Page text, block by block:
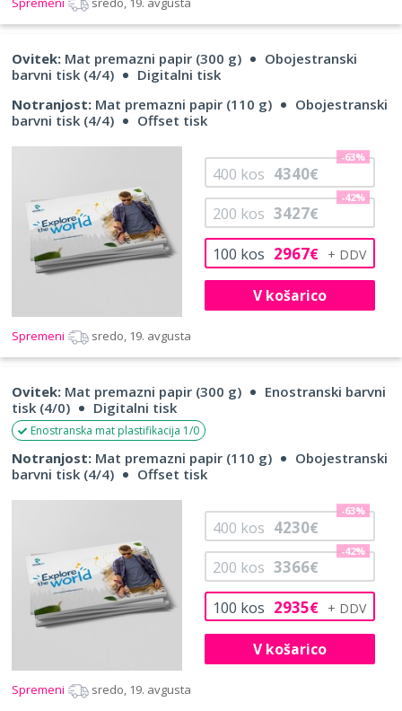
Ovitek: Mat premazni papir (300 g)
Obojestranski
barvni tisk (4/4)
Digitalni tisk
Notranjost: Mat premazni papir (110 g)
Obojestranski
barvni tisk (4/4)
Offset tisk
100 kos 2967€
200 kos 3427€
-42%
400 kos 4340€
-63%
V košarico
Spremeni sredo, 19. avgusta
Ovitek: Mat premazni papir (300 g)
Enostranski barvni
tisk (4/0)
Digitalni tisk
Enostranska mat plastifikacija 1/0
Notranjost: Mat premazni papir (110 g)
Obojestranski
barvni tisk (4/4)
Offset tisk
100 kos 2935€
200 kos 3366€
-42%
400 kos 4230€
-63%
V košarico
Spremeni sredo, 19. avgusta